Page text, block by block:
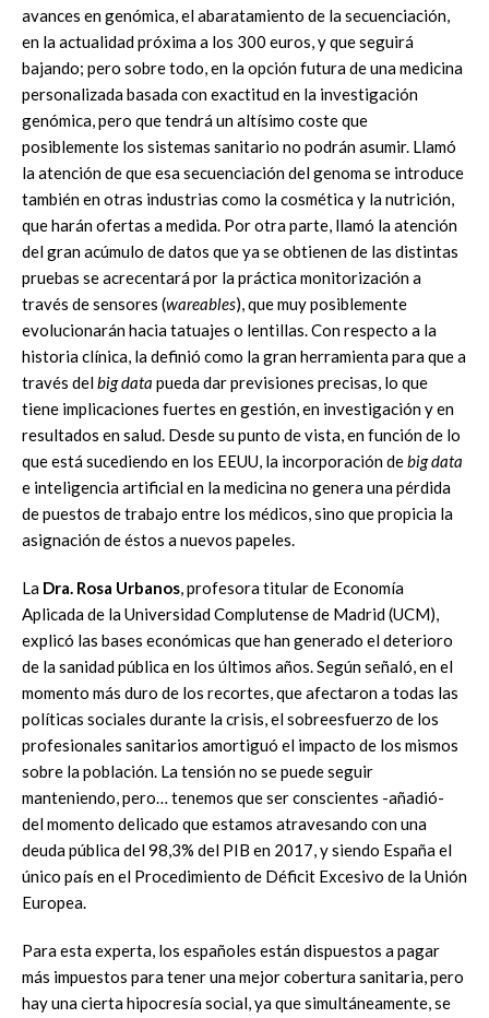
avances en genómica, el abaratamiento de la secuenciación,
en la actualidad próxima a los 300 euros, y que seguirá
bajando; pero sobre todo, en la opción futura de una medicina
personalizada basada con exactitud en la investigación
genómica, pero que tendrá un altísimo coste que
posiblemente los sistemas sanitario no podrán asumir. Llamó
la atención de que esa secuenciación del genoma se introduce
también en otras industrias como la cosmética y la nutrición,
que harán ofertas a medida. Por otra parte, llamó la atención
del gran acúmulo de datos que ya se obtienen de las distintas
pruebas se acrecentará por la práctica monitorización a
través de sensores (wareables), que muy posiblemente
evolucionarán hacia tatuajes o lentillas. Con respecto a la
historia clínica, la definió como la gran herramienta para que a
través delbig data pueda dar previsiones precisas, lo que
tiene implicaciones fuertes en gestión, en investigación y en
resultados en salud. Desde su punto de vista, en función de lo
que está sucediendo en los EEUU, la incorporación debig data
e inteligencia artificial en la medicina no genera una pérdida
de puestos de trabajo entre los médicos, sino que propicia la
asignación de éstos a nuevos papeles.
La Dra. Rosa Urbanos, profesora titular de Economía
Aplicada de la Universidad Complutense de Madrid (UCM),
explicó las bases económicas que han generado el deterioro
de la sanidad pública en los últimos años. Según señaló, en el
momento más duro de los recortes, que afectaron a todas las
políticas sociales durante la crisis, el sobreesfuerzo de los
profesionales sanitarios amortiguó el impacto de los mismos
sobre la población. La tensión no se puede seguir
manteniendo, pero… tenemos que ser conscientes -añadió-
del momento delicado que estamos atravesando con una
deuda pública del 98,3% del PIB en 2017, y siendo España el
único país en el Procedimiento de Déficit Excesivo de la Unión
Europea.
Para esta experta, los españoles están dispuestos a pagar
más impuestos para tener una mejor cobertura sanitaria, pero
hay una cierta hipocresía social, ya que simultáneamente, se